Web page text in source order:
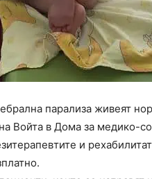
парализа живеят
Войта в Дома за медико-
и